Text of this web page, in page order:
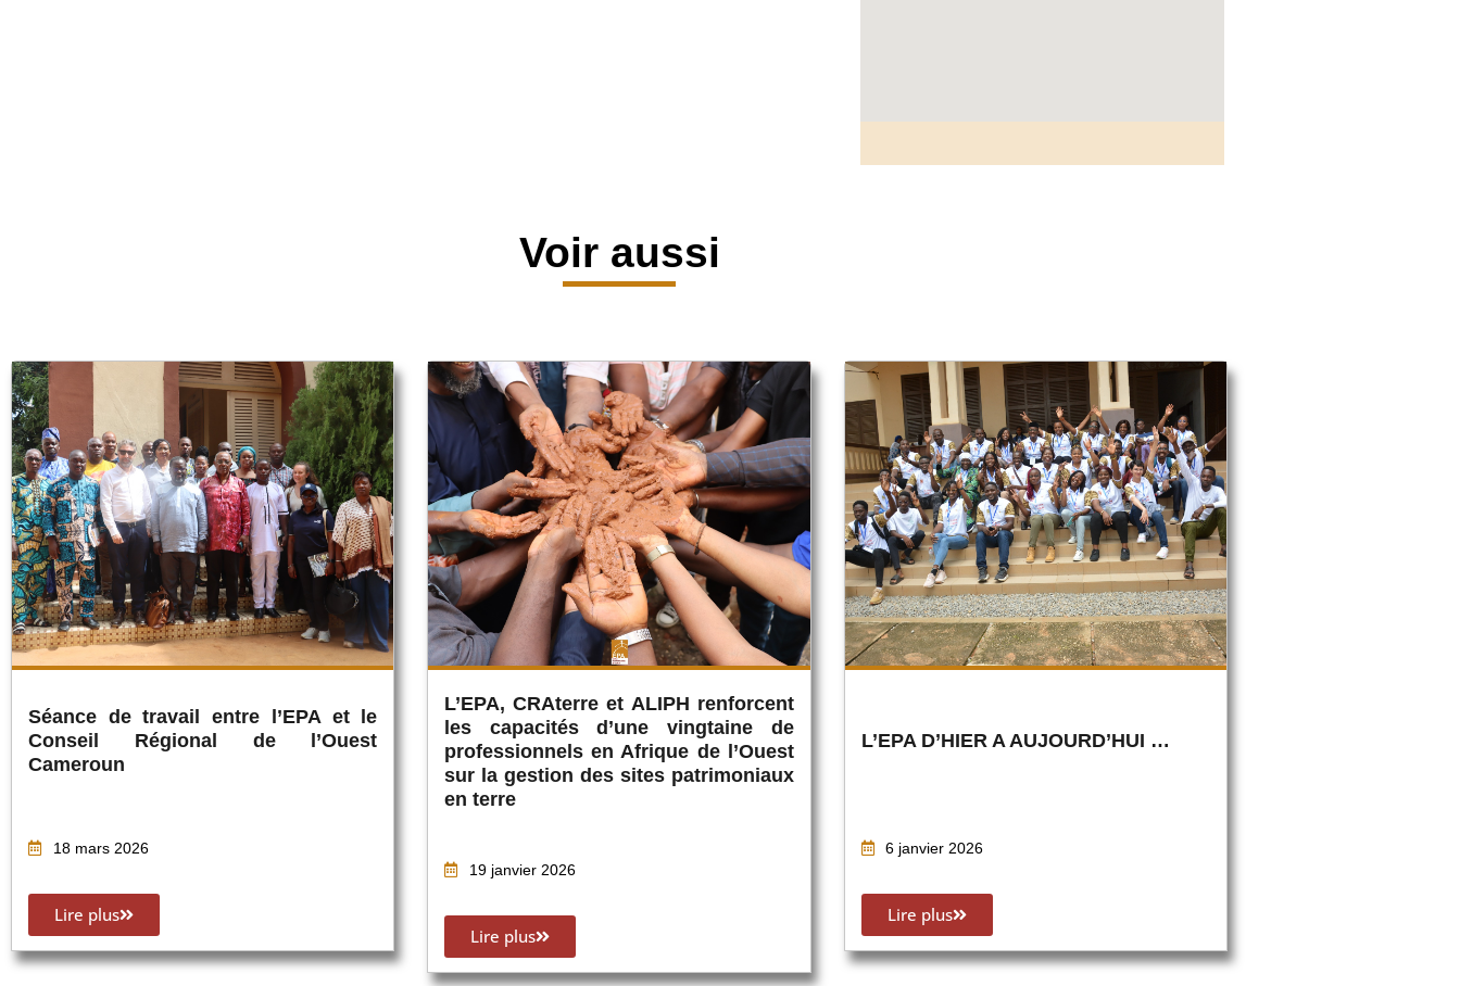
Voir aussi
Séance de travail entre l’EPA et le
Conseil Régional de l’Ouest
Cameroun
18 mars 2026
Lire plus
L’EPA, CRAterre et ALIPH renforcent
les capacités d’une vingtaine de
professionnels en Afrique de l’Ouest
sur la gestion des sites patrimoniaux
en terre
19 janvier 2026
Lire plus
L’EPA D’HIER A AUJOURD’HUI …
6 janvier 2026
Lire plus